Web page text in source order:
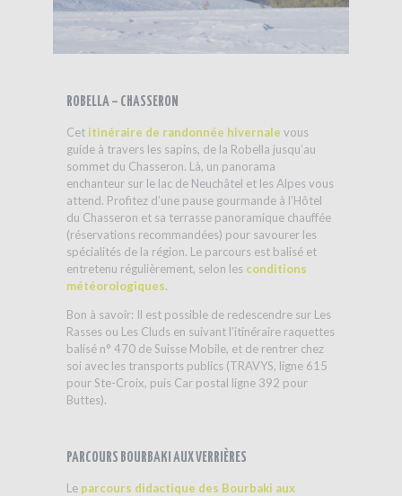
ROBELLA – CHASSERON
Cet itinéraire de randonnée hivernale vous
guide à travers les sapins, de la Robella jusqu’au
sommet du Chasseron. Là, un panorama
enchanteur sur le lac de Neuchâtel et les Alpes vous
attend. Profitez d’une pause gourmande à l’Hôtel
du Chasseron et sa terrasse panoramique chauffée
(réservations recommandées) pour savourer les
spécialités de la région. Le parcours est balisé et
entretenu régulièrement, selon les conditions
météorologiques.
Bon à savoir: Il est possible de redescendre sur Les
Rasses ou Les Cluds en suivant l’itinéraire raquettes
balisé n° 470 de Suisse Mobile, et de rentrer chez
soi avec les transports publics (TRAVYS, ligne 615
pour Ste-Croix, puis Car postal ligne 392 pour
Buttes).
PARCOURS BOURBAKI AUX VERRIÈRES
Le parcours didactique des Bourbaki aux